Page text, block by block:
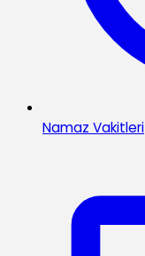
Namaz Vakitleri